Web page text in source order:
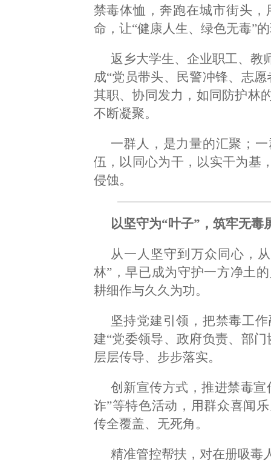
禁毒体恤，奔跑在城市街头
命，让“健康人生、绿色无毒”
返乡大学生、企业职工、
成“党员带头、民警冲锋、志
其职、协同发力，如同防护林
不断凝聚。
一群人，是力量的汇聚；
伍，以同心为干，以实干为基
侵蚀。
以坚守为“叶子”，筑牢无毒
从一人坚守到万众同心，
林”，早已成为守护一方净土
耕细作与久久为功。
坚持党建引领，把禁毒工
建“党委领导、政府负责、部
层层传导、步步落实。
创新宣传方式，推进禁毒宣
诈”等特色活动，用群众喜闻
传全覆盖、无死角。
精准管控帮扶，对在册吸毒